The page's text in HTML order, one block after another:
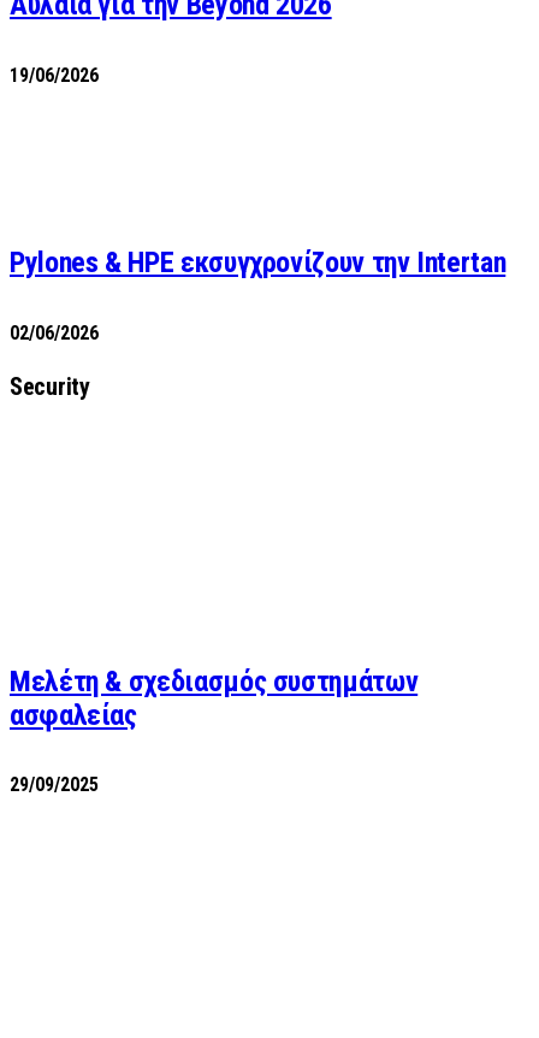
19/06/2026
Pylones & HPE εκσυγχρονίζουν την Intertan
02/06/2026
Security
Μελέτη & σχεδιασμός συστημάτων
ασφαλείας
29/09/2025